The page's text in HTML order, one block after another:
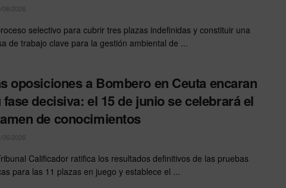
2026
selectivo para cubrir tres plazas indefinidas y constituir una
de trabajo clave para la gestión ambiental de ...
oposiciones a Bombero en Ceuta encaran
fase decisiva: el 15 de junio se celebrará el
de conocimientos
2026
Calificador ratifica los resultados definitivos de las pruebas
para las 11 plazas en juego y establece el ...